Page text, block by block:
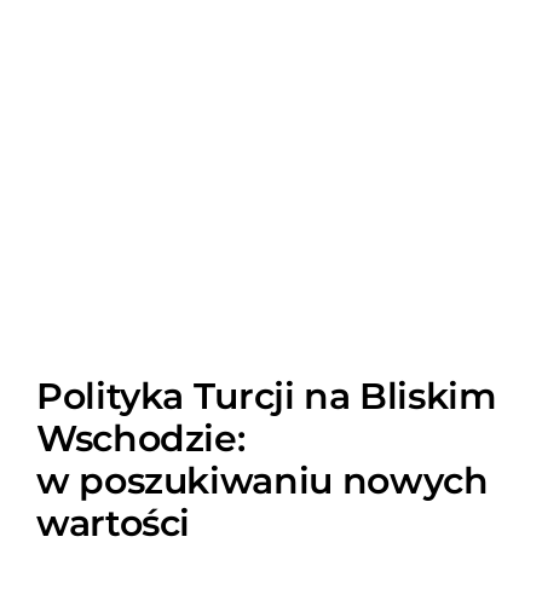
Polityka Turcji na Bliskim
Wschodzie:
w poszukiwaniu nowych
wartości